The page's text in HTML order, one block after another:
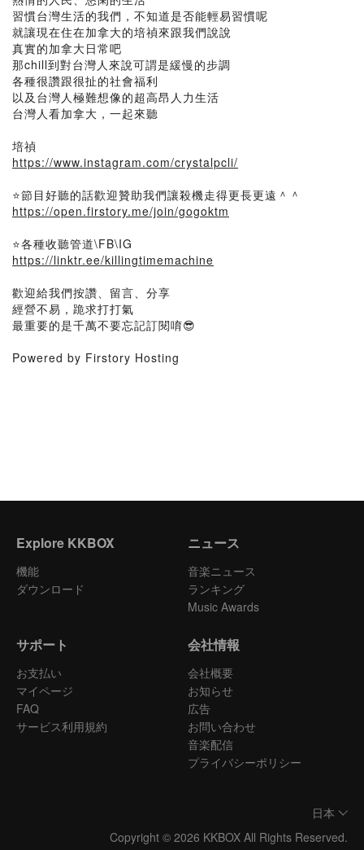
習慣台灣生活的我們，不知道是否能輕易習慣呢
就讓現在住在加拿大的培禎來跟我們說說
真實的加拿大日常吧
那chill到對台灣人來說可謂是緩慢的步調
各種很讚跟很扯的社會福利
以及台灣人極難想像的超高昂人力生活
台灣人看加拿大，一起來聽
培禎
https://www.instagram.com/crystalpcli/
⭐節目好聽的話歡迎贊助我們讓殺機走得更長更遠＾＾
https://open.firstory.me/join/gogoktm
⭐各種收聽管道\FB\IG
https://linktr.ee/killingtimemachine
歡迎給我們按讚、留言、分享
經營不易，跪求打打氣
最重要的是千萬不要忘記訂閱唷😎
Powered by Firstory Hosting
Explore KKBOX
機能
ダウンロード
ニュース
音楽ニュース
ランキング
Music Awards
サポート
お支払い
マイページ
FAQ
サービス利用規約
会社情報
会社概要
お知らせ
広告
お問い合わせ
音楽配信
プライバシーポリシー
日本
Copyright © 2026 KKBOX All Rights Reserved.